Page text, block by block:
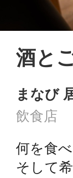
酒と
まなび
飲食店
何を食
そして